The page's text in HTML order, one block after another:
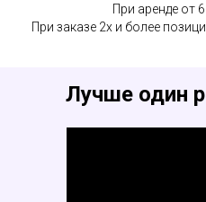
При аренде от
При заказе 2х и более
Лучше один